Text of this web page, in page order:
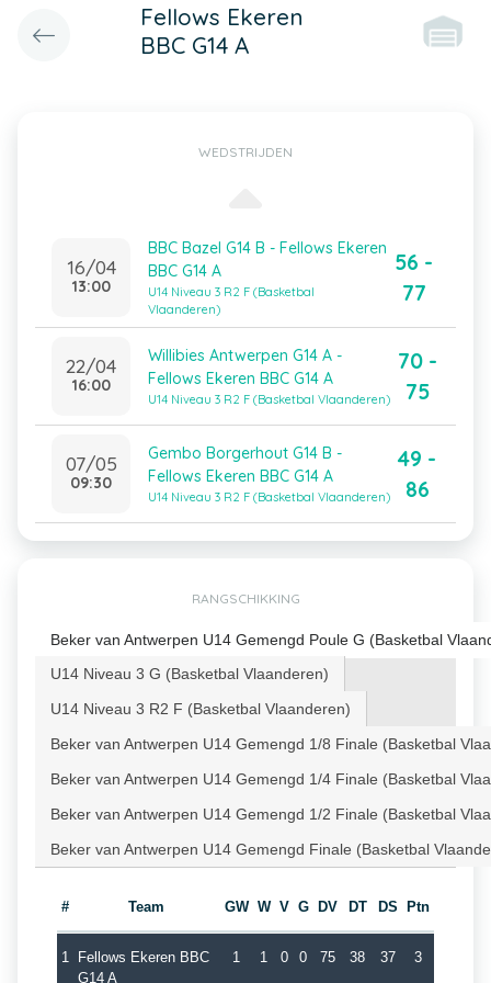
Fellows Ekeren
BBC G14 A
WEDSTRIJDEN
16/04
13:00
BBC Bazel G14 B - Fellows Ekeren
BBC G14 A
U14 Niveau 3 R2 F (Basketbal
Vlaanderen)
56 -
77
22/04
16:00
Willibies Antwerpen G14 A -
Fellows Ekeren BBC G14 A
U14 Niveau 3 R2 F (Basketbal Vlaanderen)
70 -
75
07/05
09:30
Gembo Borgerhout G14 B -
Fellows Ekeren BBC G14 A
U14 Niveau 3 R2 F (Basketbal Vlaanderen)
49 -
86
RANGSCHIKKING
Beker van Antwerpen U14 Gemengd Poule G (Basketbal
U14 Niveau 3 G (Basketbal Vlaanderen)
U14 Niveau 3 R2 F (Basketbal Vlaanderen)
Beker van Antwerpen U14 Gemengd 1/8 Finale (Basketbal
Beker van Antwerpen U14 Gemengd 1/4 Finale (Basketbal
Beker van Antwerpen U14 Gemengd 1/2 Finale (Basketbal
Beker van Antwerpen U14 Gemengd Finale (Basketbal
# Team GW W V G DV DT DS Ptn
1
Fellows Ekeren BBC
G14 A
1 1 0 0 75 38 37 3